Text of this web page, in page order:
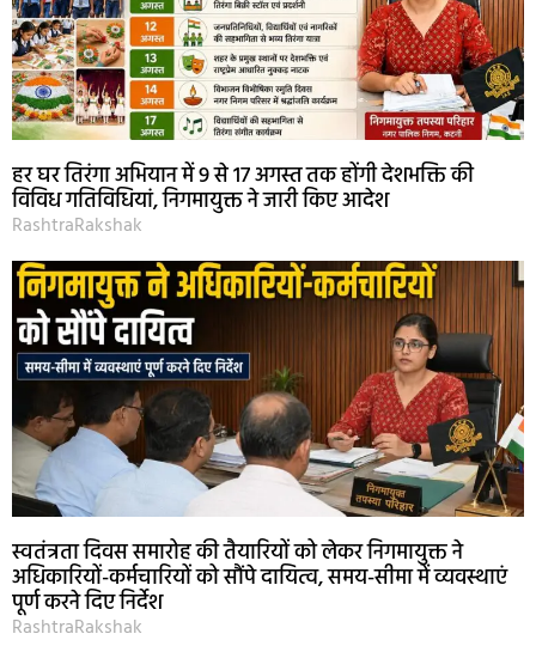
हर घर तिरंगा अभियान में 9 से 17 अगस्त तक होंगी देशभक्ति की
विविध गतिविधियां, निगमायुक्त ने जारी किए आदेश
RashtraRakshak
स्वतंत्रता दिवस समारोह की तैयारियों को लेकर निगमायुक्त ने
अधिकारियों-कर्मचारियों को सौंपे दायित्व, समय-सीमा में व्यवस्थाएं
पूर्ण करने दिए निर्देश
RashtraRakshak